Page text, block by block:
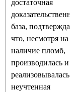
достаточная
доказательственная
база,
что, несмотря на
наличие пломб,
производилась и
реализовывалась
неучтенная